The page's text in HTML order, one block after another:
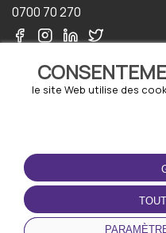
le site Web utilise des
0700 70 270
TERMS-OF-USE
Termes et conditions
Politique de confidentialité
Politique relative aux
cookies